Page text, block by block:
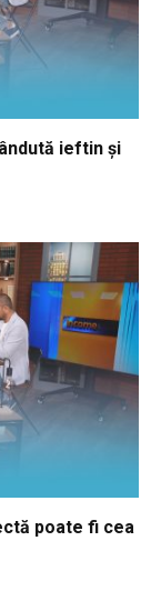
ieftin și
poate fi cea